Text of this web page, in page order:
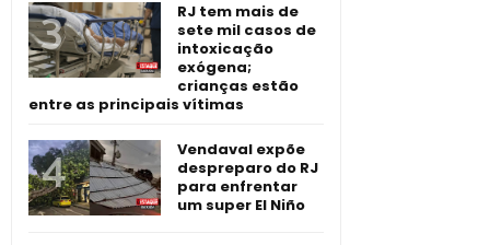
RJ tem mais de
sete mil casos de
intoxicação
exógena;
crianças estão
entre as principais vítimas
Vendaval expõe
despreparo do RJ
para enfrentar
um super El Niño